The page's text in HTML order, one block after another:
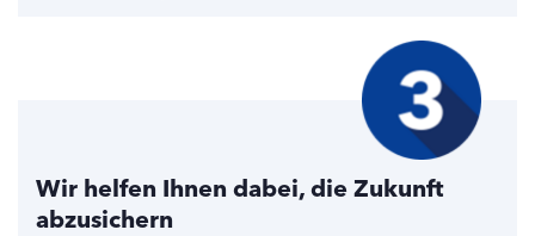
Wir helfen Ihnen dabei, die Zukunft
abzusichern